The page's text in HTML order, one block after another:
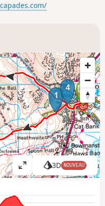
1
4
A
ff
c
3D NOUVEAU